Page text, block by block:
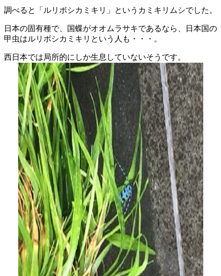
調べると「ルリボシカミキリ」というカミキリムシでした。
日本の固有種で、国蝶がオオムラサキであるなら、日本国の
甲虫はルリボシカミキリという人も・・・。
西日本では局所的にしか生息していないそうです。